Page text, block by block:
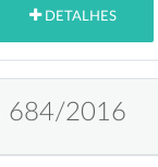
DETALHES
684/2016